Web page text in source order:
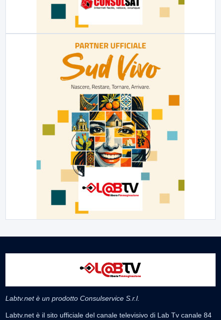
Labtv.net è un prodotto Consulservice S.r.l.
Labtv.net è il sito ufficiale del canale televisivo di Lab Tv canale 84